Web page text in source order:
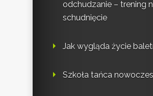
odchudzanie – trening
schudnięcie
Jak wygląda życie
Szkoła tańca